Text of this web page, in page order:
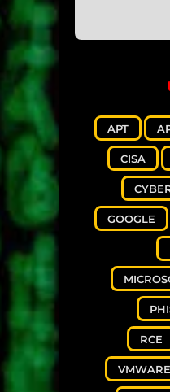
APT
CISA
GOOGLE
RCE
VMWARE